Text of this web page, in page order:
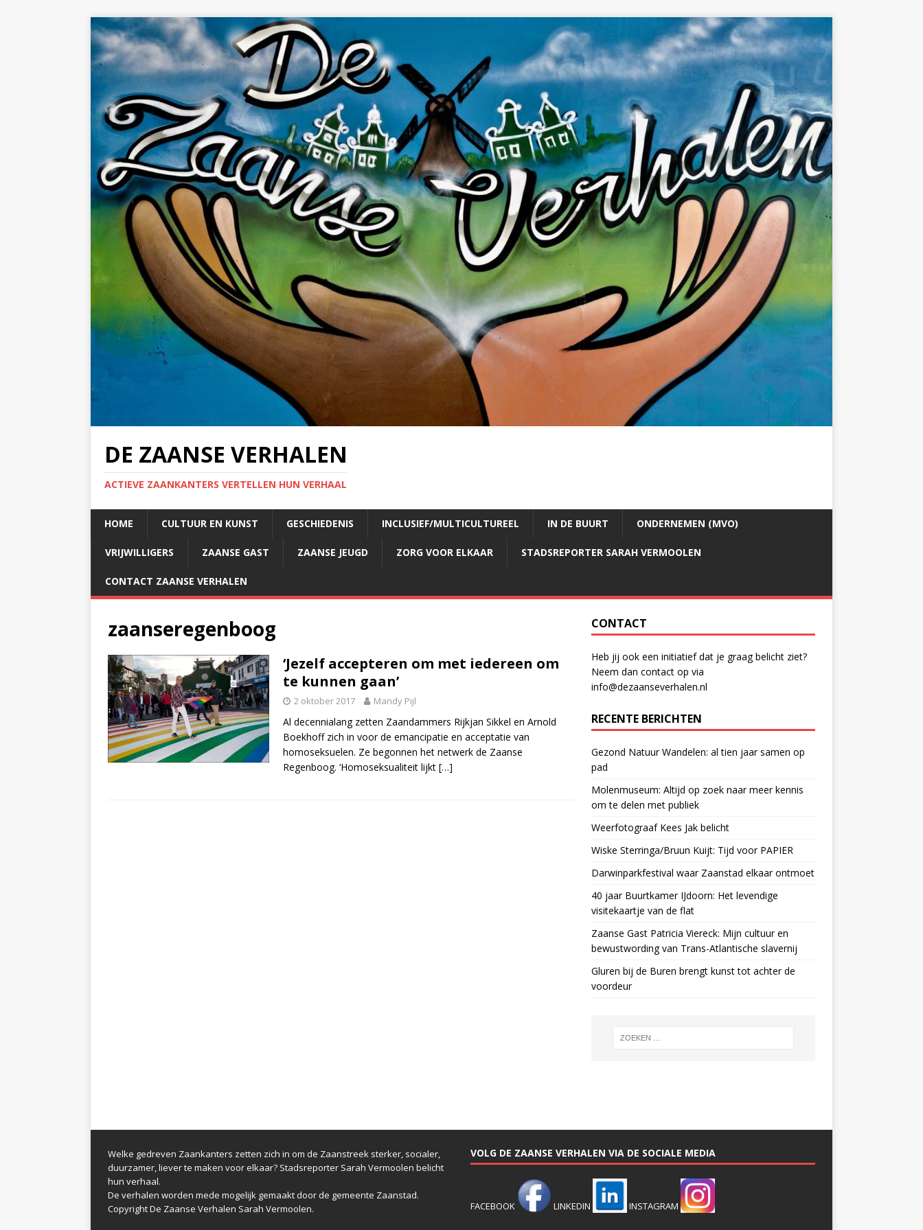
DE ZAANSE VERHALEN
ACTIEVE ZAANKANTERS VERTELLEN HUN VERHAAL
HOME CULTUUR EN KUNST GESCHIEDENIS INCLUSIEF/MULTICULTUREEL IN DE BUURT ONDERNEMEN (MVO)
VRIJWILLIGERS ZAANSE GAST ZAANSE JEUGD ZORG VOOR ELKAAR STADSREPORTER SARAH VERMOOLEN
CONTACT ZAANSE VERHALEN
zaanseregenboog
‘Jezelf accepteren om met iedereen om
te kunnen gaan’
2 oktober 2017 Mandy Pijl
Al decennialang zetten Zaandammers Rijkjan Sikkel en Arnold
Boekhoff zich in voor de emancipatie en acceptatie van
homoseksuelen. Ze begonnen het netwerk de Zaanse
Regenboog. ‘Homoseksualiteit lijkt […]
CONTACT
Heb jij ook een initiatief dat je graag belicht ziet?
Neem dan contact op via
info@dezaanseverhalen.nl
RECENTE BERICHTEN
Gezond Natuur Wandelen: al tien jaar samen op
pad
Molenmuseum: Altijd op zoek naar meer kennis
om te delen met publiek
Weerfotograaf Kees Jak belicht
Wiske Sterringa/Bruun Kuijt: Tijd voor PAPIER
Darwinparkfestival waar Zaanstad elkaar ontmoet
40 jaar Buurtkamer IJdoorn: Het levendige
visitekaartje van de flat
Zaanse Gast Patricia Viereck: Mijn cultuur en
bewustwording van Trans-Atlantische slavernij
Gluren bij de Buren brengt kunst tot achter de
voordeur
Welke gedreven Zaankanters zetten zich in om de Zaanstreek sterker, socialer,
duurzamer, liever te maken voor elkaar? Stadsreporter Sarah Vermoolen belicht
hun verhaal.
De verhalen worden mede mogelijk gemaakt door de gemeente Zaanstad.
Copyright De Zaanse Verhalen Sarah Vermoolen.
VOLG DE ZAANSE VERHALEN VIA DE SOCIALE MEDIA
FACEBOOK LINKEDIN INSTAGRAM